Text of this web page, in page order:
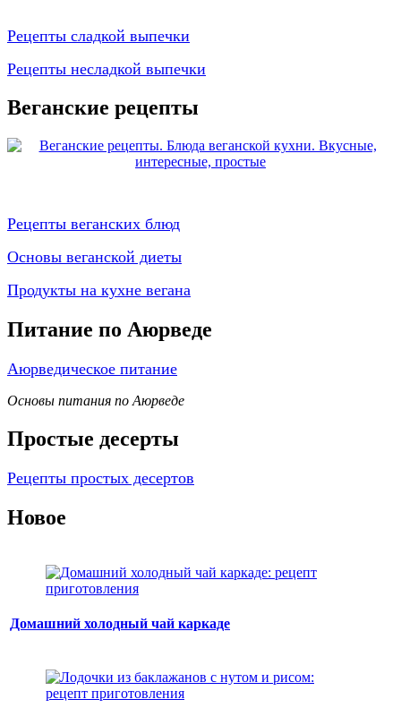
Рецепты сладкой выпечки
Рецепты несладкой выпечки
Веганские рецепты
Рецепты веганских блюд
Основы веганской диеты
Продукты на кухне вегана
Питание по Аюрведе
Аюрведическое питание
Основы питания по Аюрведе
Простые десерты
Рецепты простых десертов
Новое
Домашний холодный чай каркаде